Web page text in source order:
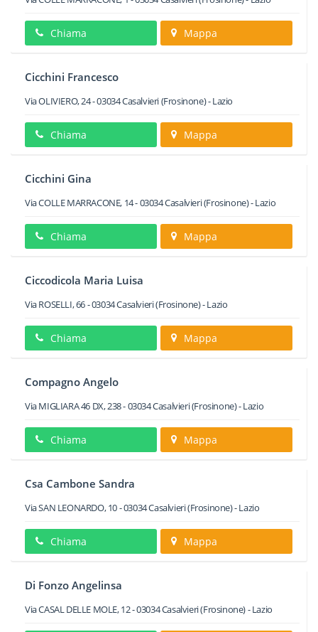
Chiama Mappa
Cicchini Francesco
Via OLIVIERO, 24-03034Casalvieri(Frosinone) -Lazio
Chiama Mappa
Cicchini Gina
Via COLLE MARRACONE, 14-03034Casalvieri(Frosinone) -Lazio
Chiama Mappa
Ciccodicola Maria Luisa
Via ROSELLI, 66-03034Casalvieri(Frosinone) -Lazio
Chiama Mappa
Compagno Angelo
Via MIGLIARA 46 DX, 238-03034Casalvieri(Frosinone) -Lazio
Chiama Mappa
Csa Cambone Sandra
Via SAN LEONARDO, 10-03034Casalvieri(Frosinone) -Lazio
Chiama Mappa
Di Fonzo Angelinsa
Via CASAL DELLE MOLE, 12-03034Casalvieri(Frosinone) -Lazio